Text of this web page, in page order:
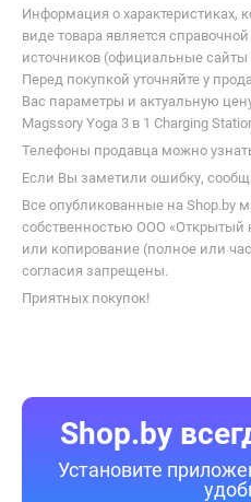
Информация о характеристиках,
виде товара является
источников (официальные сайты
Перед покупкой уточняйте у
Вас параметры и актуальную
Magssory Yoga 3 в 1 Charging
Телефоны продавца можно
Если Вы заметили ошибку,
Все опубликованные на Shop.by
собственностью ООО «Открытый
или копирование (полное или
согласия запрещены.
Приятных покупок!
Shop.by
Установите